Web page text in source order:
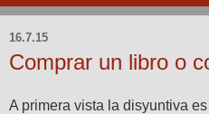
16.7.15
Comprar un libro o
A primera vista la disyuntiva